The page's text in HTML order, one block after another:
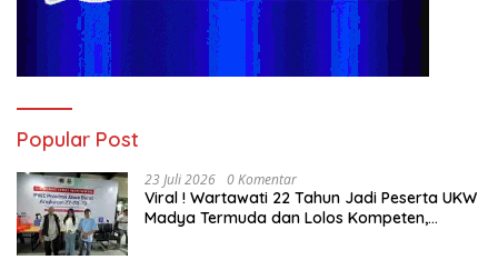
Popular Post
23 Juli 2026 0 Komentar
Viral ! Wartawati 22 Tahun Jadi Peserta UKW
Madya Termuda dan Lolos Kompeten,